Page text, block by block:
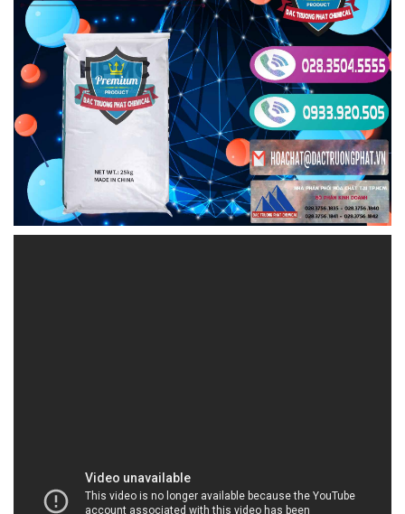
HOACHATXULYNUOC.COM | Công ty chuyên
phân phối & cung ứng hóa chất tại Thành phố
Hồ Chí Minh
Chúng tôi tự hào là một đối tác đáng tin cậy cho
ngành nông nghiệp và công nghiệp tại Việt Nam.
Với hơn một thập kỷ kinh nghiệm trong lĩnh vực
cung cấp hóa chất, Đắc Trường Phát đã và đang
đóng góp đáng kể vào sự phát triển bền vững của
các ngành này. Chúng tôi không chỉ cung cấp các
công nghiệp cần thiết cho các ngành sản xuất, gia
công và xử lý. Điều này giúp chúng tôi đáp ứng mọi